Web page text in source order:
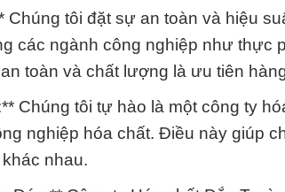
Chúng tôi đặt sự an toàn và hiệu
các ngành công nghiệp như thực
toàn và chất lượng là ưu tiên
Chúng tôi tự hào là một công ty
nghiệp hóa chất. Điều này giúp
nhau.